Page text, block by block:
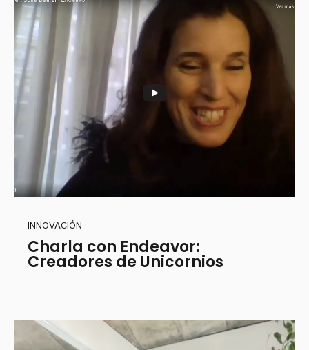
INNOVACIÓN
Charla con Endeavor:
Creadores de Unicornios